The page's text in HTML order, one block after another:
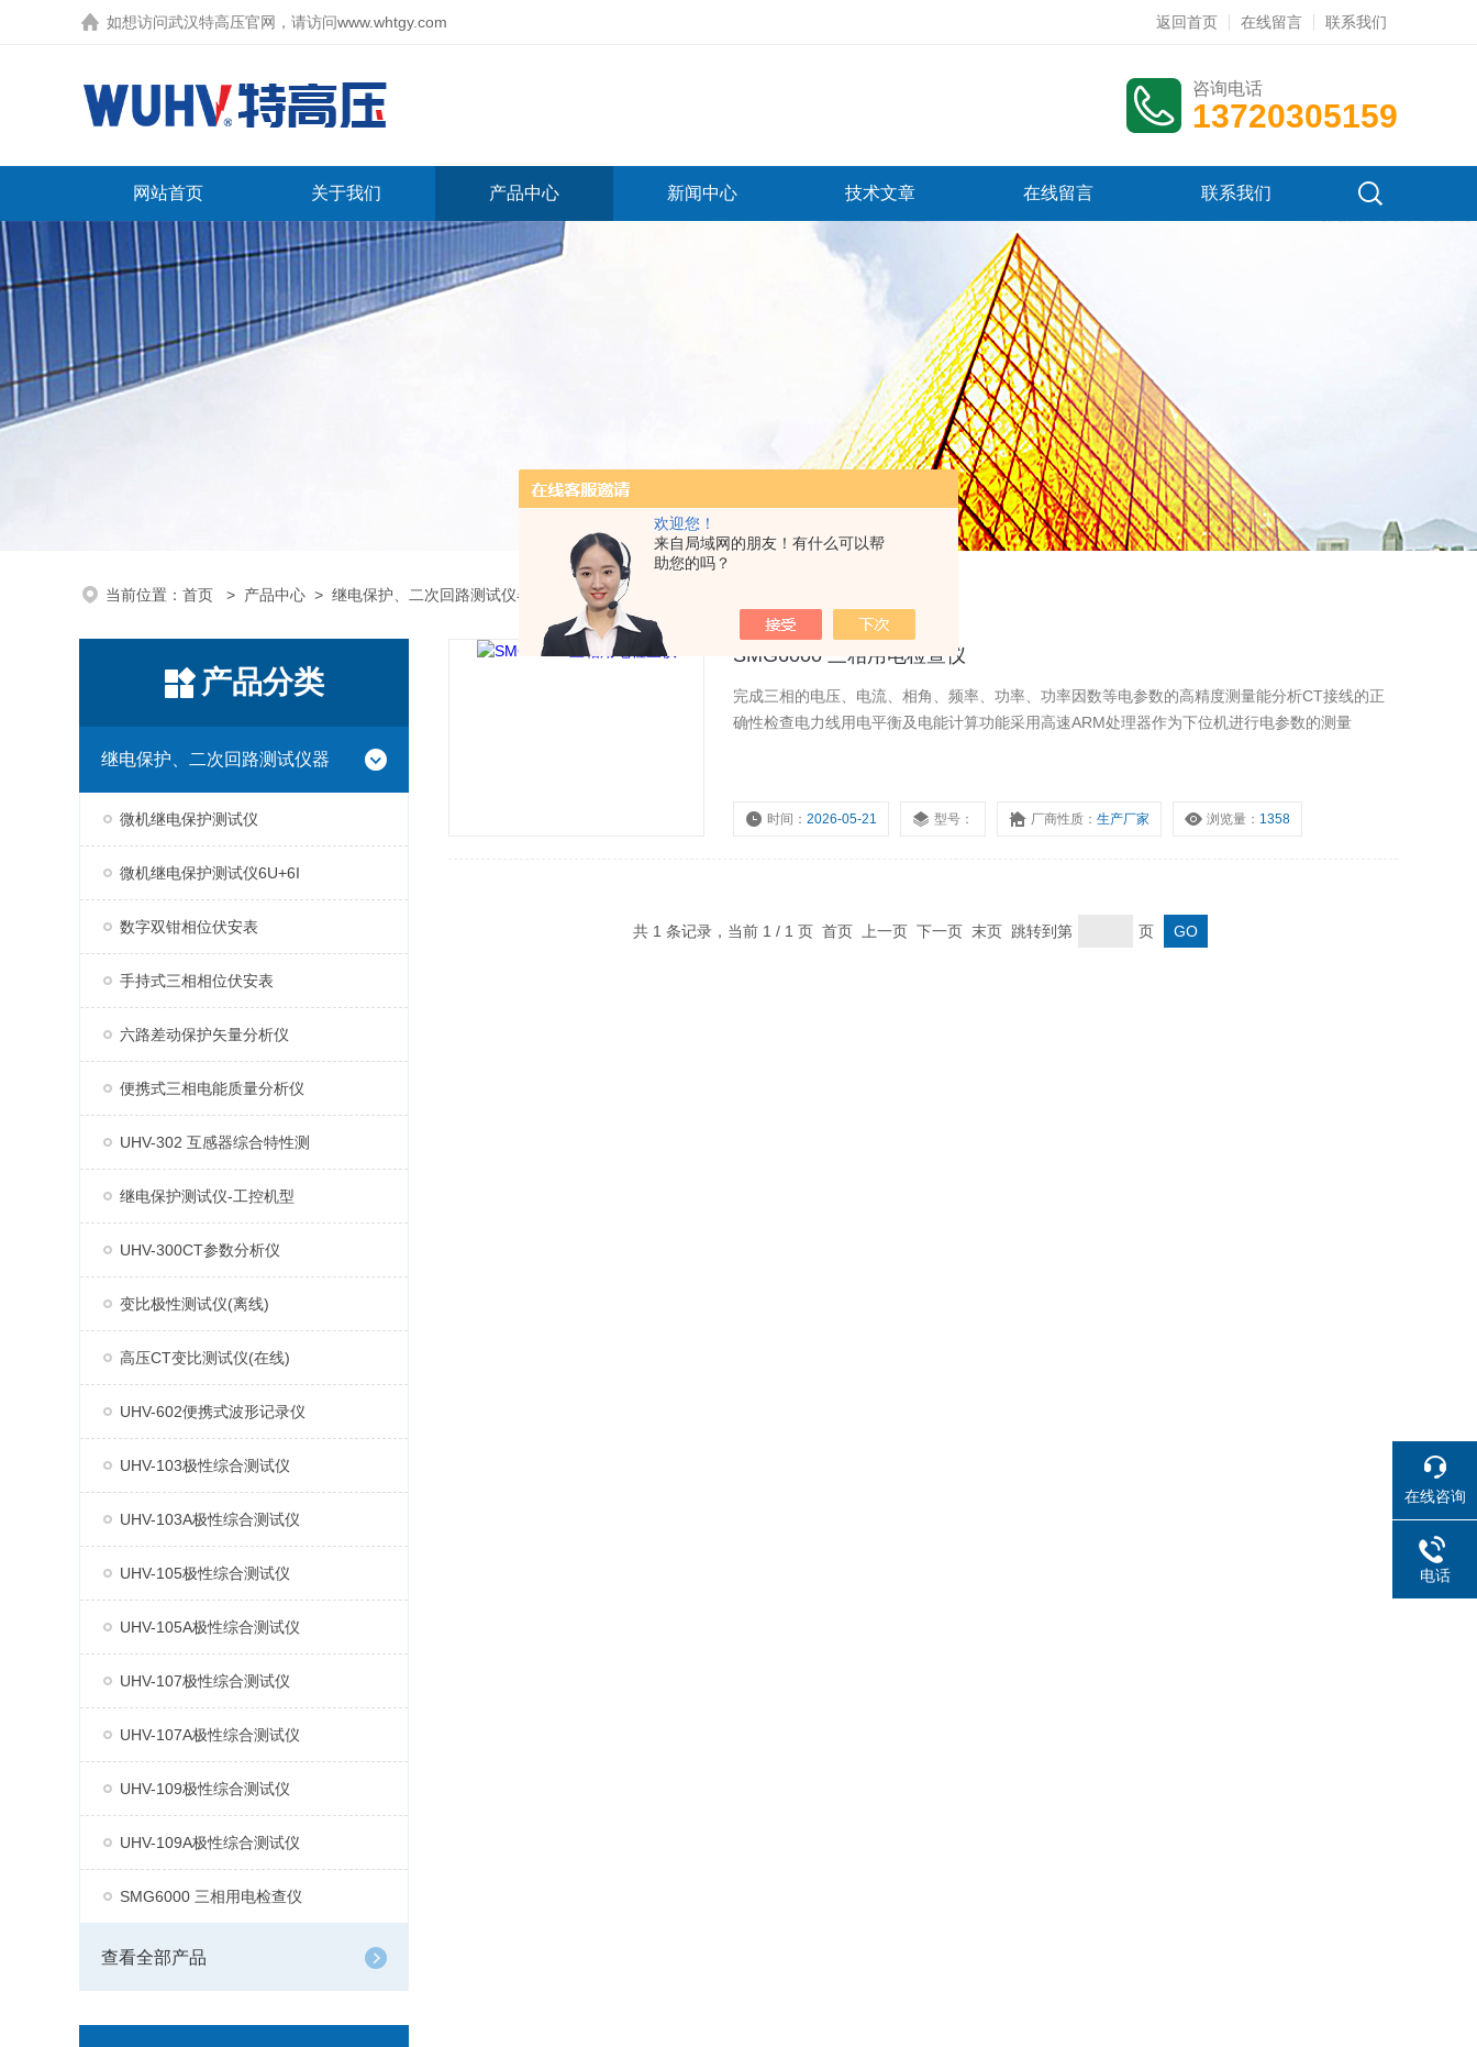
欢迎您！
来自局域网的朋友！有什么可以帮
助您的吗？
如想访问武汉特高压官网，请访问www.whtgy.com 返回首页 在线留言 联系我们
咨询电话
13720305159
网站首页 关于我们 产品中心 新闻中心 技术文章 在线留言 联系我们
当前位置： 首页 > 产品中心 > 继电保护、二次回路测试仪器 SMG6000 三相用电检查仪
产品分类
继电保护、二次回路测试仪器
微机继电保护测试仪
微机继电保护测试仪6U+6I
数字双钳相位伏安表
手持式三相相位伏安表
六路差动保护矢量分析仪
便携式三相电能质量分析仪
UHV-302 互感器综合特性测
继电保护测试仪-工控机型
UHV-300CT参数分析仪
变比极性测试仪(离线)
高压CT变比测试仪(在线)
UHV-602便携式波形记录仪
UHV-103极性综合测试仪
UHV-103A极性综合测试仪
UHV-105极性综合测试仪
UHV-105A极性综合测试仪
UHV-107极性综合测试仪
UHV-107A极性综合测试仪
UHV-109极性综合测试仪
UHV-109A极性综合测试仪
SMG6000 三相用电检查仪
查看全部产品
SMG6000 三相用电检查仪
完成三相的电压、电流、相角、频率、功率、功率因数等电参数的高精度测量能分析CT接线的正
确性检查电力线用电平衡及电能计算功能采用高速ARM处理器作为下位机进行电参数的测量
时间：2026-05-21 型号： 厂商性质：生产厂家 浏览量： 1358
共 1 条记录，当前 1 / 1 页 首页 上一页 下一页 末页 跳转到第 页
在线咨询
电话